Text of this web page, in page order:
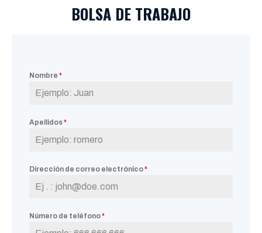
BOLSA DE TRABAJO
Nombre *
Apellidos*
Dirección de correo electrónico*
Número de teléfono*